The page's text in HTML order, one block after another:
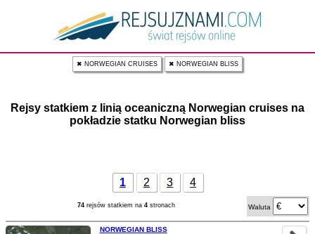
✖ NORWEGIAN CRUISES ✖ NORWEGIAN BLISS
Rejsy statkiem z linią oceaniczną Norwegian cruises na
pokładzie statku Norwegian bliss
1 2 3 4
74 rejsów statkiem na 4 stronach Waluta
NORWEGIAN BLISS